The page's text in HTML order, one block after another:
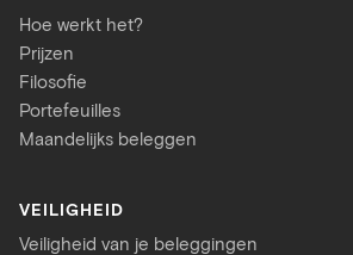
Hoe werkt het?
Prijzen
Filosofie
Portefeuilles
Maandelijks beleggen
VEILIGHEID
Veiligheid van je beleggingen